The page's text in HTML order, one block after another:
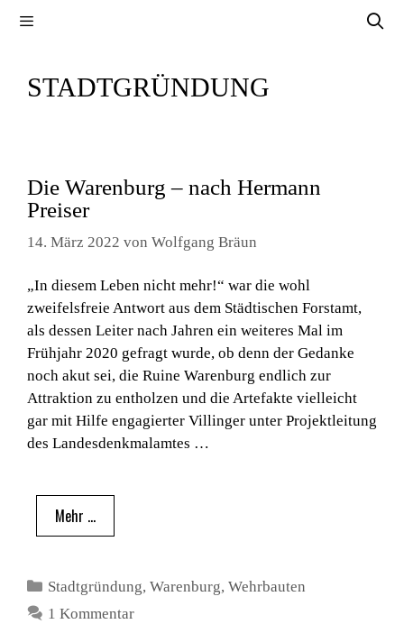
STADTGRÜNDUNG
Die Warenburg – nach Hermann
Preiser
14. März 2022 von Wolfgang Bräun
„In diesem Leben nicht mehr!“ war die wohl
zweifelsfreie Antwort aus dem Städtischen Forstamt,
als dessen Leiter nach Jahren ein weiteres Mal im
Frühjahr 2020 gefragt wurde, ob denn der Gedanke
noch akut sei, die Ruine Warenburg endlich zur
Attraktion zu entholzen und die Artefakte vielleicht
gar mit Hilfe engagierter Villinger unter Projektleitung
des Landesdenkmalamtes …
Mehr …
Kategorien
Stadtgründung,Warenburg,Wehrbauten
1 Kommentar